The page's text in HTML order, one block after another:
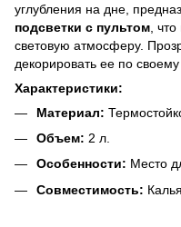
углубления на дне,
подсветки с пультом ,
световую атмосферу.
декорировать ее по своему
Характеристики:
Материал:
Объем: 2 л.
Особенности: Место
Совместимость: